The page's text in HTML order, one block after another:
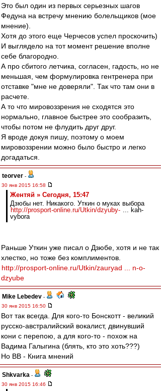
Это был один из первых серьезных шагов
Федуна на встречу мнению болельщиков (мое
мнение).
Хотя до этого еще Черчесов успел проскочить)
И выглядело на тот момент решение вполне
себе благородно.
А про сбитого летчика, согласен, гадость, но не
меньшая, чем формулировка гентренера при
отставке "мне не доверяли". Так что там они в
расчете.
А то что мировоззрения не сходятся это
нормально, главное быстрее это сообразить,
чтобы потом не флудить друг друг.
Я вроде докуя пишу, поэтому о моем
мировоззрении можно было быстро и легко
догадаться.
teorver -
30 янв 2015 16:58
Жентяй » Сегодня, 15:47
Дзюбы нет. Никакого. Уткин о муках выбора
http://prosport-online.ru/Utkin/dzyuby- ... kah-
vybora
Раньше Уткин уже писал о Дзюбе, хотя и не так
хлестко, но тоже без комплиментов.
http://prosport-online.ru/Utkin/zauryad ... n-o-
dzyube
Mike Lebedev -
30 янв 2015 16:50
Вот так всегда. Для кого-то Бонскотт - великий
русско-австралийский вокалист, двинувший
кони с перепою, а для кого-то - похож на
Вадима Галыгина (блять, кто это хоть???)
Но ВВ - Книга мнений
Shkvarka -
30 янв 2015 16:46